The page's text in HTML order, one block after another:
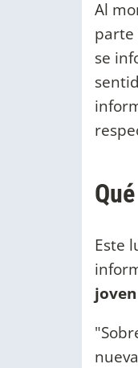
Al
parte
se
Este